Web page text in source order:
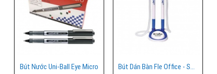
Bút Nước Uni-Ball Eye Micro
Bút Dán Bàn Fle Office - Smart